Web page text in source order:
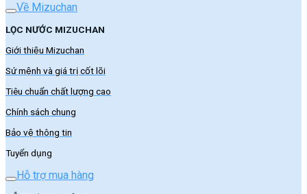
Về Mizuchan
LỌC NƯỚC MIZUCHAN
Giới thiệu Mizuchan
Sứ mệnh và giá trị cốt lõi
Tiêu chuẩn chất lượng cao
Chính sách chung
Bảo vệ thông tin
Tuyển dụng
Hỗ trợ mua hàng